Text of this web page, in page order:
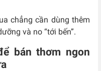
chẳng cần dùng thêm
và no “tới bến”.
bán thơm ngon